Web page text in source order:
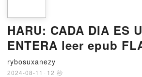
HARU: CADA DIA ES
ENTERA leer epub
COMPANY I NAVAU
rybosuxanezy
2024-08-11 · 12 秒